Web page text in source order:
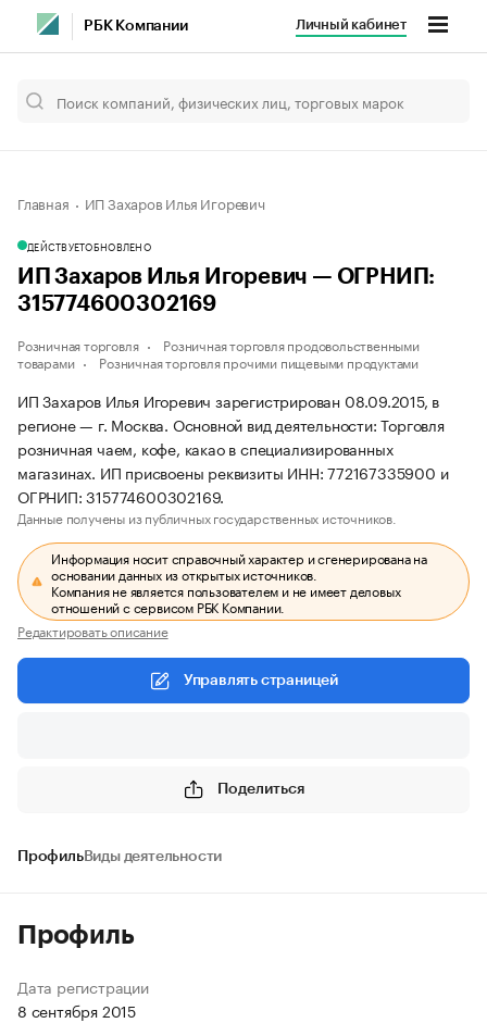
РБК Компании Личный кабинет
Главная ИП Захаров Илья Игоревич
ДЕЙСТВУЕТОБНОВЛЕНО
ИП Захаров Илья Игоревич — ОГРНИП:
315774600302169
Розничная торговля
Розничная торговля продовольственными
товарами
Розничная торговля прочими пищевыми продуктами
ИП Захаров Илья Игоревич зарегистрирован 08.09.2015, в
регионе — г. Москва. Основной вид деятельности: Торговля
розничная чаем, кофе, какао в специализированных
магазинах. ИП присвоены реквизиты ИНН: 772167335900 и
ОГРНИП: 315774600302169.
Данные получены из публичных государственных источников.
Информация носит справочный характер и сгенерирована на
основании данных из открытых источников.
Компания не является пользователем и не имеет деловых
отношений с сервисом РБК Компании.
Редактировать описание
Управлять страницей
Поделиться
ПрофильВиды деятельности
Профиль
Дата регистрации
8 сентября 2015